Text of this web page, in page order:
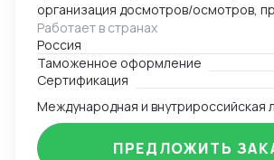
организация досмотров/осмотров,
доп. проверок, возврат обеспечения;
авто, авиа, морской транспорт, ж/д;
и сопровождение по таможенным
валютному контролю и бухгалтерии;
— бухгалтерский аутсорсинг; —
разрешительной документации:
разрешения.
Работает в странах
Россия
Таможенное оформление
Сертификация
ПРЕДЛОЖИТЬ